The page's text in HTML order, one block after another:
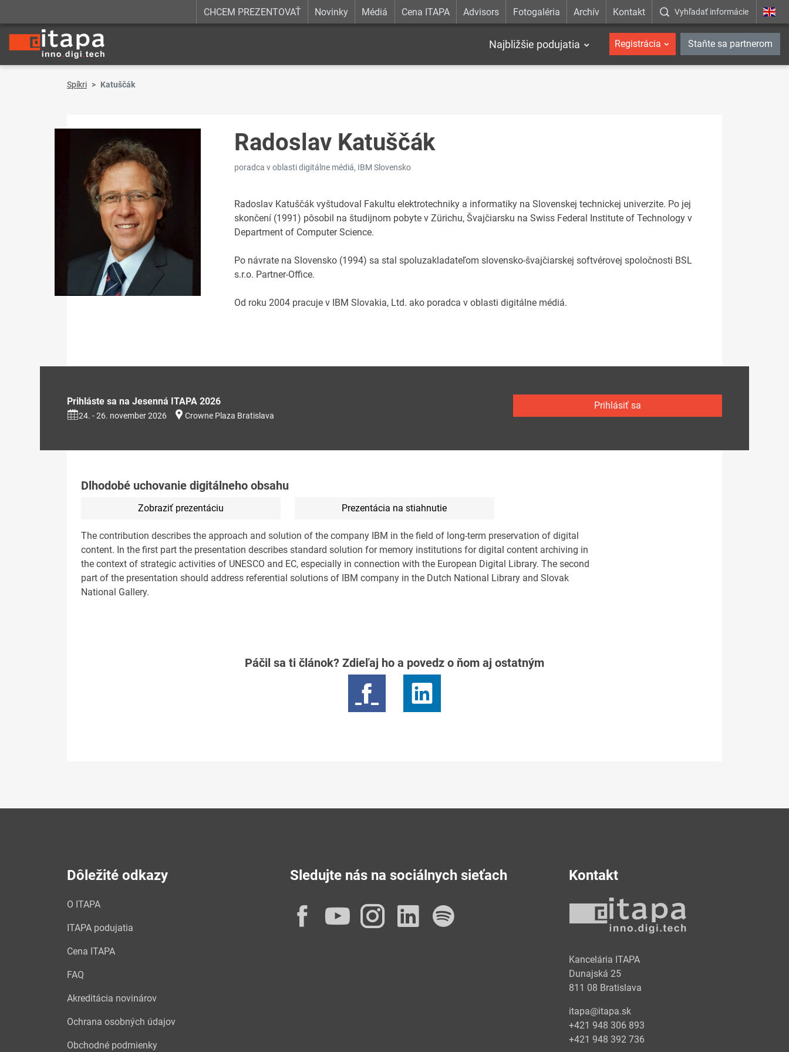
CHCEM PREZENTOVAŤ Novinky Médiá Cena ITAPA Advisors Fotogaléria Archív Kontakt Vyhľadať informácie
Najbližšie podujatia Registrácia Staňte sa partnerom
Spíkri Katuščák
Radoslav Katuščák
poradca v oblasti digitálne médiá, IBM Slovensko
Radoslav Katuščák vyštudoval Fakultu elektrotechniky a informatiky na Slovenskej technickej univerzite. Po jej
skončení (1991) pôsobil na študijnom pobyte v Zürichu, Švajčiarsku na Swiss Federal Institute of Technology v
Department of Computer Science.
Po návrate na Slovensko (1994) sa stal spoluzakladateľom slovensko-švajčiarskej softvérovej spoločnosti BSL
s.r.o. Partner-Office.
Od roku 2004 pracuje v IBM Slovakia, Ltd. ako poradca v oblasti digitálne médiá.
Prihláste sa na Jesenná ITAPA 2026
24. - 26. november 2026 Crowne Plaza Bratislava
Prihlásiť sa
Dlhodobé uchovanie digitálneho obsahu
Zobraziť prezentáciu Prezentácia na stiahnutie
The contribution describes the approach and solution of the company IBM in the field of long-term preservation of digital
content. In the first part the presentation describes standard solution for memory institutions for digital content archiving in
the context of strategic activities of UNESCO and EC, especially in connection with the European Digital Library. The second
part of the presentation should address referential solutions of IBM company in the Dutch National Library and Slovak
National Gallery.
Páčil sa ti článok? Zdieľaj ho a povedz o ňom aj ostatným
Dôležité odkazy
O ITAPA
ITAPA podujatia
Cena ITAPA
FAQ
Akreditácia novinárov
Ochrana osobných údajov
Obchodné podmienky
Sledujte nás na sociálnych sieťach
Facebook
YouTube
Instagram
LinkedIn
Kontakt
Kancelária ITAPA
Dunajská 25
811 08 Bratislava
itapa@itapa.sk
+421 948 306 893
+421 948 392 736